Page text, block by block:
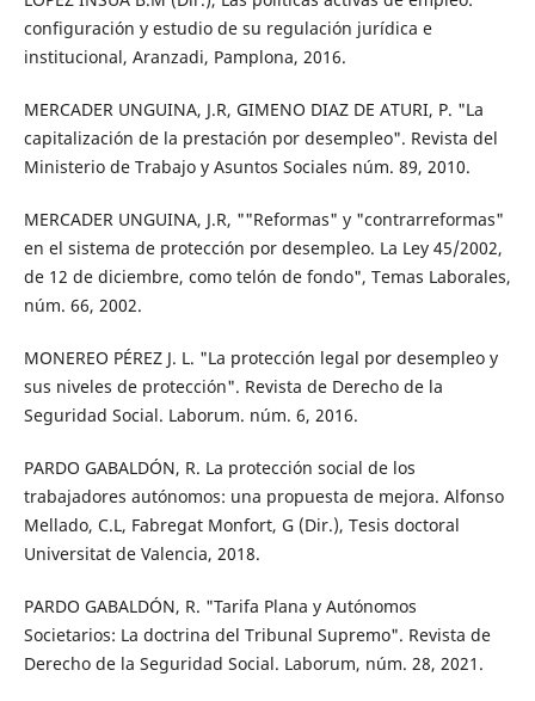
configuración y estudio de su regulación jurídica e
institucional, Aranzadi, Pamplona, 2016.
MERCADER UNGUINA, J.R, GIMENO DIAZ DE ATURI, P. "La
capitalización de la prestación por desempleo". Revista del
Ministerio de Trabajo y Asuntos Sociales núm. 89, 2010.
MERCADER UNGUINA, J.R, ""Reformas" y "contrarreformas"
en el sistema de protección por desempleo. La Ley 45/2002,
de 12 de diciembre, como telón de fondo", Temas Laborales,
núm. 66, 2002.
MONEREO PÉREZ J. L. "La protección legal por desempleo y
sus niveles de protección". Revista de Derecho de la
Seguridad Social. Laborum. núm. 6, 2016.
PARDO GABALDÓN, R. La protección social de los
trabajadores autónomos: una propuesta de mejora. Alfonso
Mellado, C.L, Fabregat Monfort, G (Dir.), Tesis doctoral
Universitat de Valencia, 2018.
PARDO GABALDÓN, R. "Tarifa Plana y Autónomos
Societarios: La doctrina del Tribunal Supremo". Revista de
Derecho de la Seguridad Social. Laborum, núm. 28, 2021.